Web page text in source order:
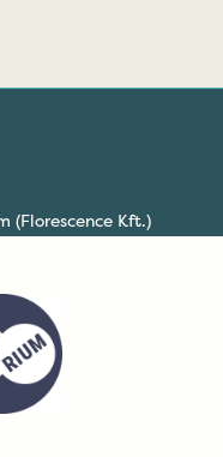
(Florescence Kft.)